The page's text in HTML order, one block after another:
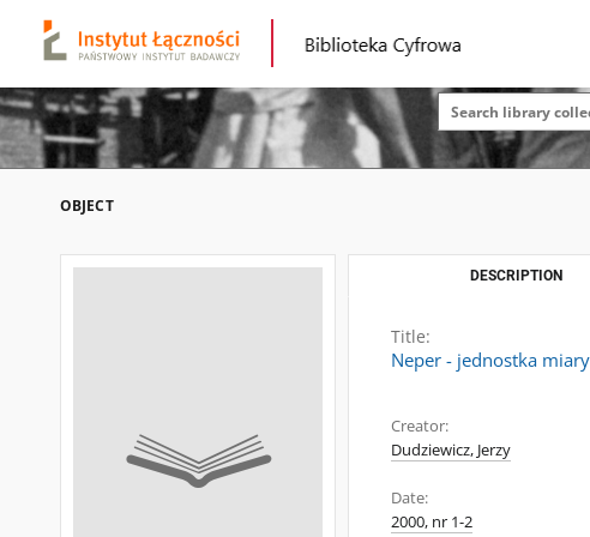
OBJECT
DESCRIPTION
Title:
Neper - jednostka
Creator:
Dudziewicz, Jerzy
Date:
2000, nr 1-2